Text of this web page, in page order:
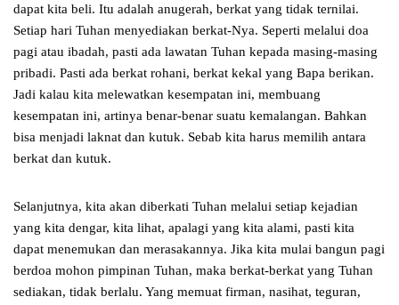
dapat kita beli. Itu adalah anugerah, berkat yang tidak ternilai.
Setiap hari Tuhan menyediakan berkat-Nya. Seperti melalui doa
pagi atau ibadah, pasti ada lawatan Tuhan kepada masing-masing
pribadi. Pasti ada berkat rohani, berkat kekal yang Bapa berikan.
Jadi kalau kita melewatkan kesempatan ini, membuang
kesempatan ini, artinya benar-benar suatu kemalangan. Bahkan
bisa menjadi laknat dan kutuk. Sebab kita harus memilih antara
berkat dan kutuk.
Selanjutnya, kita akan diberkati Tuhan melalui setiap kejadian
yang kita dengar, kita lihat, apalagi yang kita alami, pasti kita
dapat menemukan dan merasakannya. Jika kita mulai bangun pagi
berdoa mohon pimpinan Tuhan, maka berkat-berkat yang Tuhan
sediakan, tidak berlalu. Yang memuat firman, nasihat, teguran,